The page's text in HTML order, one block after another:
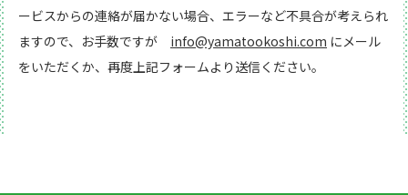
ービスからの連絡が届かない場合、エラーなど不具合が考えられ
ますので、お手数ですが info@yamatookoshi.com にメール
をいただくか、再度上記フォームより送信ください。